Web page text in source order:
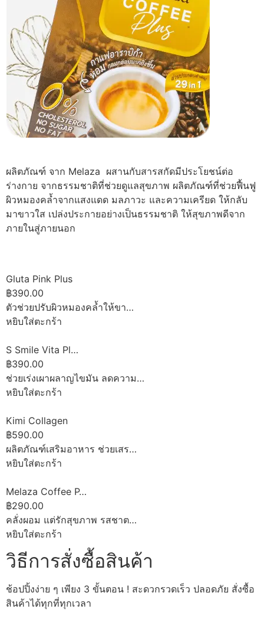
ผลิตภัณฑ์ จาก Melaza ผสานกับสารสกัดมีประโยชน์ต่อ
ร่างกาย จากธรรมชาติที่ช่วยดูแลสุขภาพ ผลิตภัณฑ์ที่ช่วยฟื้นฟู
ผิวหมองคล้ำจากแสงแดด มลภาวะ และความเครียด ให้กลับ
มาขาวใส เปล่งประกายอย่างเป็นธรรมชาติ ให้สุขภาพดีจาก
ภายในสู่ภายนอก
Gluta Pink Plus
฿390.00
ตัวช่วยปรับผิวหมองคล้ำให้ขา…
หยิบใส่ตะกร้า
S Smile Vita Pl…
฿390.00
ช่วยเร่งเผาผลาญไขมัน ลดความ…
หยิบใส่ตะกร้า
Kimi Collagen
฿590.00
ผลิตภัณฑ์เสริมอาหาร ช่วยเสร…
หยิบใส่ตะกร้า
Melaza Coffee P…
฿290.00
คลั่งผอม แต่รักสุขภาพ รสชาต…
หยิบใส่ตะกร้า
วิธีการสั่งซื้อสินค้า
ช้อปปิ้งง่าย ๆ เพียง 3 ขั้นตอน ! สะดวกรวดเร็ว ปลอดภัย สั่งซื้อ
สินค้าได้ทุกที่ทุกเวลา